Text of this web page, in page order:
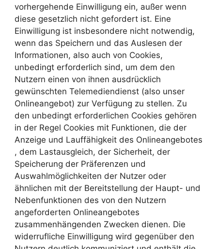
vorhergehende Einwilligung ein, außer wenn
diese gesetzlich nicht gefordert ist. Eine
Einwilligung ist insbesondere nicht notwendig,
wenn das Speichern und das Auslesen der
Informationen, also auch von Cookies,
unbedingt erforderlich sind, um dem den
Nutzern einen von ihnen ausdrücklich
gewünschten Telemediendienst (also unser
Onlineangebot) zur Verfügung zu stellen. Zu
den unbedingt erforderlichen Cookies gehören
in der Regel Cookies mit Funktionen, die der
Anzeige und Lauffähigkeit des Onlineangebotes
, dem Lastausgleich, der Sicherheit, der
Speicherung der Präferenzen und
Auswahlmöglichkeiten der Nutzer oder
ähnlichen mit der Bereitstellung der Haupt- und
Nebenfunktionen des von den Nutzern
angeforderten Onlineangebotes
zusammenhängenden Zwecken dienen. Die
widerrufliche Einwilligung wird gegenüber den